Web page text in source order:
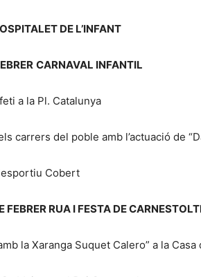
DE L’INFANT
CARNAVAL INFANTIL
a la Pl. Catalunya
carrers del poble amb l’actuació de
Cobert
FEBRER RUA I FESTA DE
la Xaranga Suquet Calero” a la Casa